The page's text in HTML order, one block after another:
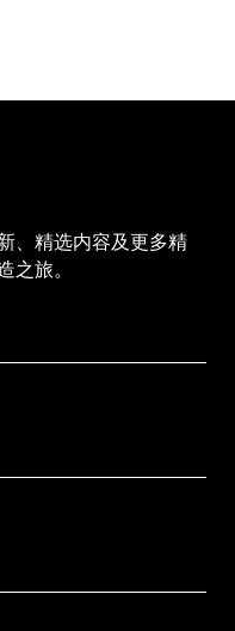
、精选内容及更多精
旅。